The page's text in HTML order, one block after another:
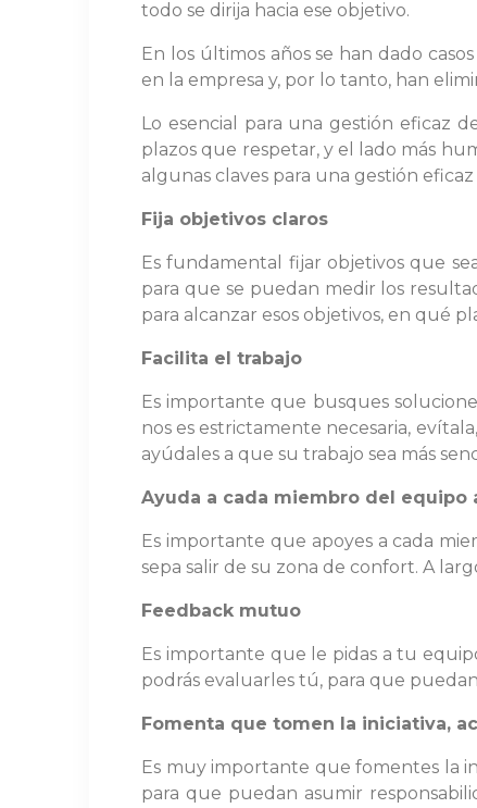
todo se dirija hacia ese objetivo.
En los últimos años se han dado
en la empresa y, por lo tanto, han
Lo esencial para una gestión eficaz
plazos que respetar, y el lado más
algunas claves para una gestión
Fija objetivos claros
Es fundamental fijar objetivos que
para que se puedan medir los
para alcanzar esos objetivos, en qué
Facilita el trabajo
Es importante que busques
nos es estrictamente necesaria,
ayúdales a que su trabajo sea más
Ayuda a cada miembro del equipo
Es importante que apoyes a cada
sepa salir de su zona de confort. A
Feedback mutuo
Es importante que le pidas a tu
podrás evaluarles tú, para que
Fomenta que tomen la iniciativa,
Es muy importante que fomentes la
para que puedan asumir